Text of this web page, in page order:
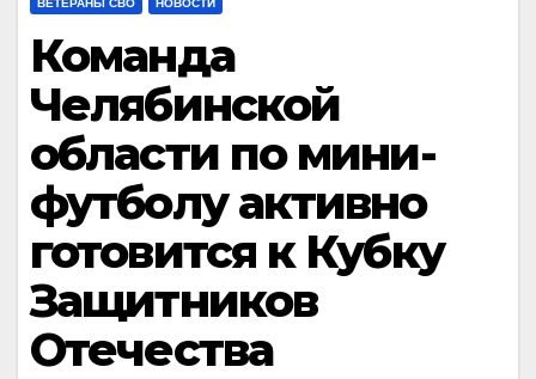
ВЕТЕРАНЫ СВО НОВОСТИ
Команда
Челябинской
области по мини-
футболу активно
готовится к Кубку
Защитников
Отечества